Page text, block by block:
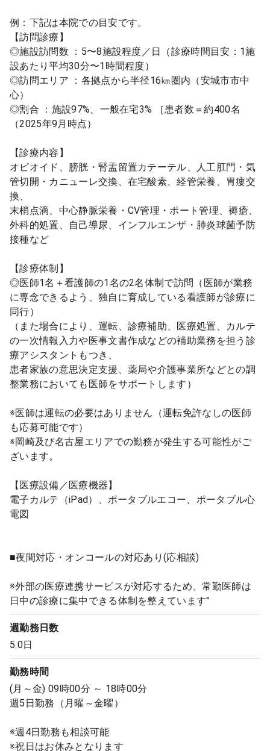
例：下記は本院での目安です。
【訪問診療】
◎施設訪問数 ：5〜8施設程度／日（診療時間目安：1施
設あたり平均30分〜1時間程度）
◎訪問エリア ：各拠点から半径16㎞圏内（安城市市中
心）
◎割合 ：施設97%、一般在宅3% ［患者数＝約400名
（2025年9月時点）
【診療内容】
オピオイド、膀胱・腎盂留置カテーテル、人工肛門・気
管切開・カニューレ交換、在宅酸素、経管栄養、胃瘻交
換、
末梢点滴、中心静脈栄養・CV管理・ポート管理、褥瘡、
外科的処置、自己導尿、インフルエンザ・肺炎球菌予防
接種など
【診療体制】
◎医師1名＋看護師の1名の2名体制で訪問（医師が業務
に専念できるよう、独自に育成している看護師が診療に
同行）
（また場合により、運転、診療補助、医療処置、カルテ
の一次情報入力や医事文書作成などの補助業務を担う診
療アシスタントもつき、
患者家族の意思決定支援、薬局や介護事業所などとの調
整業務においても医師をサポートします）
※医師は運転の必要はありません（運転免許なしの医師
も応募可能です）
※岡崎及び名古屋エリアでの勤務が発生する可能性がご
ざいます。
【医療設備／医療機器】
電子カルテ（iPad）、ポータブルエコー、ポータブル心
電図
■夜間対応・オンコールの対応あり(応相談)
※外部の医療連携サービスが対応するため、常勤医師は
日中の診療に集中できる体制を整えています"
週勤務日数
5.0日
勤務時間
(月～金) 09時00分 ～ 18時00分
週5日勤務（月曜～金曜）
※週4日勤務も相談可能
※祝日はお休みとなります